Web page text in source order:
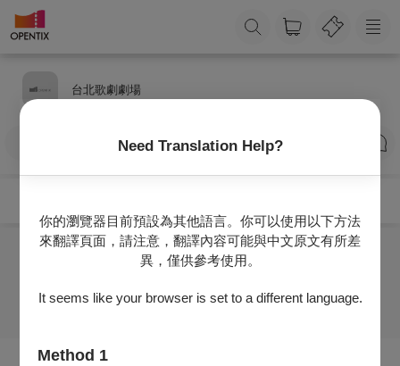
Need Translation Help?
你的瀏覽器目前預設為其他語言。你可以使用以下方法
來翻譯頁面，請注意，翻譯內容可能與中文原文有所差
異，僅供參考使用。
It seems like your browser is set to a different language.
Method 1
台北歌劇劇場
訂閱